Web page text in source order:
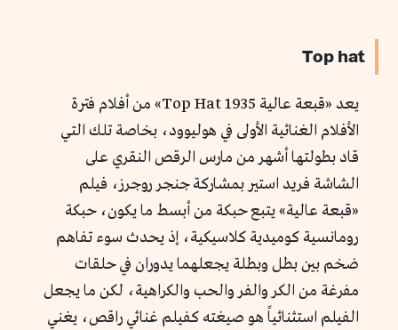
Top hat
يعد «قبعة عالية Top Hat 1935» من أفلام فترة
الأفلام الغنائية الأولى في هوليوود، بخاصة تلك التي
قاد بطولتها أشهر من مارس الرقص النقري على
الشاشة فريد استير بمشاركة جنجر روجرز، فيلم
«قبعة عالية» يتبع حبكة من أبسط ما يكون، حبكة
رومانسية كوميدية كلاسيكية، إذ يحدث سوء تفاهم
ضخم بين بطل وبطلة يجعلهما يدوران في حلقات
مفرغة من الكر والفر والحب والكراهية، لكن ما يجعل
الفيلم استثنائياً هو صيغته كفيلم غنائي راقص، يغني